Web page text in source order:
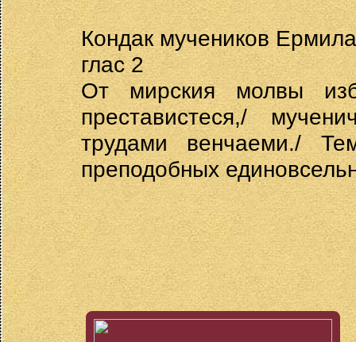
Кондак мучеников
глас 2
От мирския молвы
преставистеся,/
трудами венчаеми./
преподобных